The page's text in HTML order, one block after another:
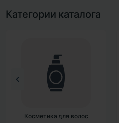
Категории каталога
Косметика для тела